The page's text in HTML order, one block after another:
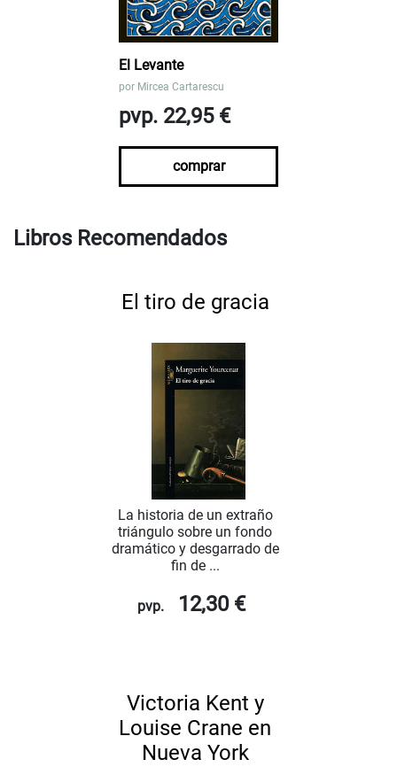
El Levante
por Mircea Cartarescu
pvp. 22,95 €
comprar
Libros Recomendados
El tiro de gracia
La historia de un extraño
triángulo sobre un fondo
dramático y desgarrado de
fin de ...
pvp. 12,30 €
Victoria Kent y
Louise Crane en
Nueva York